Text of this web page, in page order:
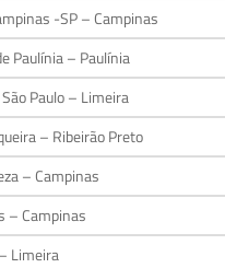
-SP – Campinas
Paulínia – Paulínia
Paulo – Limeira
– Ribeirão Preto
– Campinas
– Campinas
Limeira